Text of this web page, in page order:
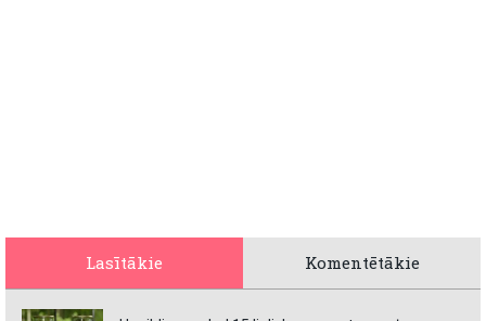
Lasītākie Komentētākie